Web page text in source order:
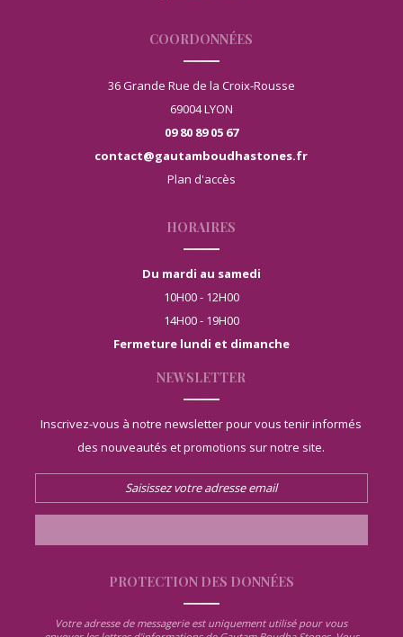
COORDONNÉES
36 Grande Rue de la Croix-Rousse
69004 LYON
09 80 89 05 67
contact@gautamboudhastones.fr
Plan d'accès
HORAIRES
Du mardi au samedi
10H00 - 12H00
14H00 - 19H00
Fermeture lundi et dimanche
NEWSLETTER
Inscrivez-vous à notre newsletter pour vous tenir informés
des nouveautés et promotions sur notre site.
PROTECTION DES DONNÉES
Votre adresse de messagerie est uniquement utilisé pour vous